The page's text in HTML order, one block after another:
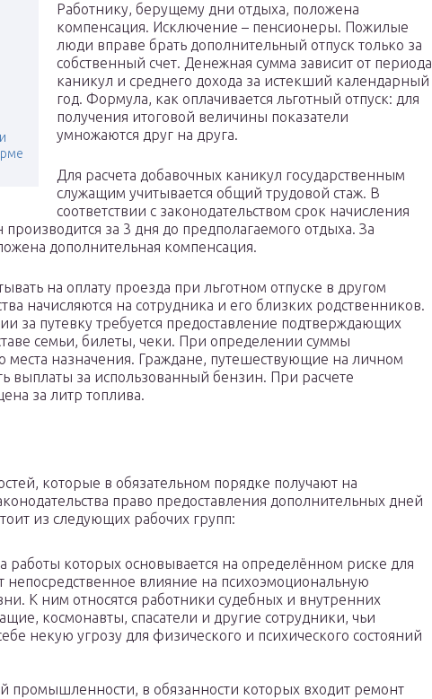
Работнику, берущему дни отдыха, положена
компенсация. Исключение – пенсионеры. Пожилые
люди вправе брать дополнительный отпуск только за
собственный счет. Денежная сумма зависит от периода
каникул и среднего дохода за истекший календарный
год. Формула, как оплачивается льготный отпуск: для
получения итоговой величины показатели
умножаются друг на друга.
Для расчета добавочных каникул государственным
служащим учитывается общий трудовой стаж. В
соответствии с законодательством срок начисления
за 3 дня до предполагаемого отдыха. За
дополнительная компенсация.
на оплату проезда при льготном отпуске в другом
начисляются на сотрудника и его близких родственников.
за путевку требуется предоставление подтверждающих
семьи, билеты, чеки. При определении суммы
места назначения. Граждане, путешествующие на личном
выплаты за использованный бензин. При расчете
за литр топлива.
которые в обязательном порядке получают на
право предоставления дополнительных дней
из следующих рабочих групп:
которых основывается на определённом риске для
непосредственное влияние на психоэмоциональную
К ним относятся работники судебных и внутренних
космонавты, спасатели и другие сотрудники, чьи
некую угрозу для физического и психического состояний
промышленности, в обязанности которых входит ремонт